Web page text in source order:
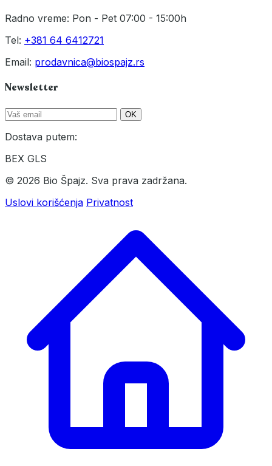
Radno vreme: Pon - Pet 07:00 - 15:00h
Tel: +381 64 6412721
Email: prodavnica@biospajz.rs
Newsletter
OK
Dostava putem:
BEX GLS
© 2026 Bio Špajz. Sva prava zadržana.
Uslovi korišćenja Privatnost